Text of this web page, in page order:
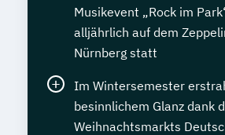
Musikevent „Rock im
alljährlich auf dem
Nürnberg statt
Im Wintersemester
besinnlichem Glanz dank
Weihnachtsmarkts